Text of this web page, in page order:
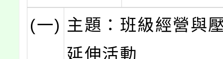
(一) 主題：班級經營與
延伸活動